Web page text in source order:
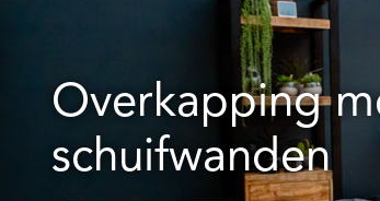
Overkapping
schuifwanden